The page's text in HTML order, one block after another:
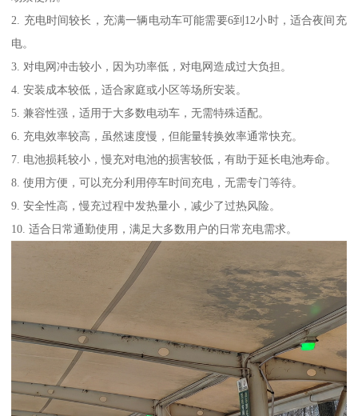
2. 充电时间较长，充满一辆电动车可能需要6到12小时，适合夜间充
电。
3. 对电网冲击较小，因为功率低，对电网造成过大负担。
4. 安装成本较低，适合家庭或小区等场所安装。
5. 兼容性强，适用于大多数电动车，无需特殊适配。
6. 充电效率较高，虽然速度慢，但能量转换效率通常快充。
7. 电池损耗较小，慢充对电池的损害较低，有助于延长电池寿命。
8. 使用方便，可以充分利用停车时间充电，无需专门等待。
9. 安全性高，慢充过程中发热量小，减少了过热风险。
10. 适合日常通勤使用，满足大多数用户的日常充电需求。